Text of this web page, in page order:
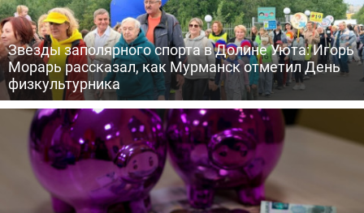
Звезды заполярного спорта в Долине Уюта: Игорь
Морарь рассказал, как Мурманск отметил День
физкультурника